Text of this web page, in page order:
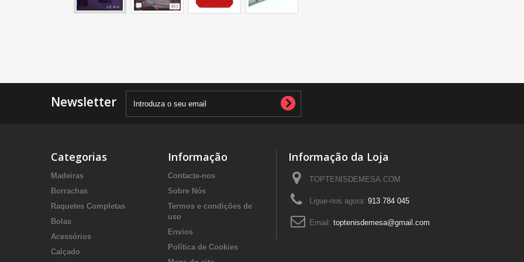
Newsletter
Categorias
Madeiras
Borrachas
Raquetes Completas
Bolas
Acessórios
Calçado
Informação
Contacte-nos
Sobre Nós
Termos e condições de
uso
Envios
Política de Cookies
Informação da Loja
TOPTENISDEMESA.COM
Ligue-nos agora: 913 784 045
Email: toptenisdemesa@gmail.com